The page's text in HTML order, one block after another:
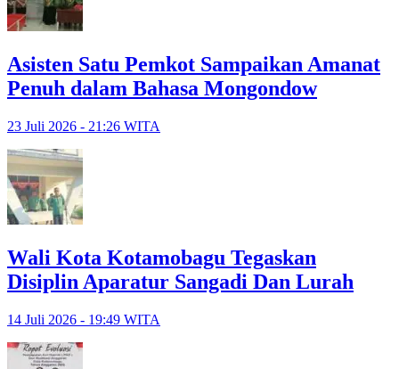
Asisten Satu Pemkot Sampaikan Amanat
Penuh dalam Bahasa Mongondow
23 Juli 2026 - 21:26 WITA
Wali Kota Kotamobagu Tegaskan
Disiplin Aparatur Sangadi Dan Lurah
14 Juli 2026 - 19:49 WITA